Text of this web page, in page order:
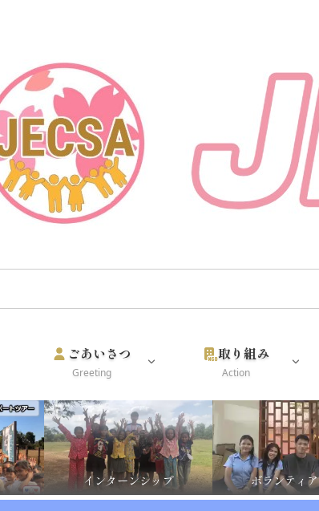
ごあいさつ
Greeting
取り組み
Action
インターンシップ ボランティ